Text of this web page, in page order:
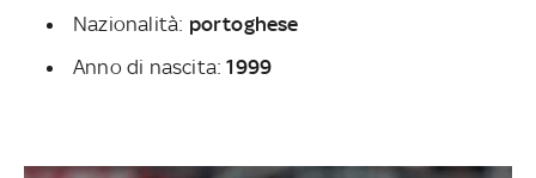
Nazionalità: portoghese
Anno di nascita:1999